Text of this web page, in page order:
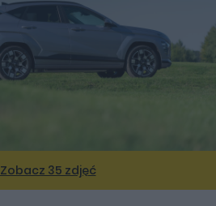
Zobacz 35 zdjęć